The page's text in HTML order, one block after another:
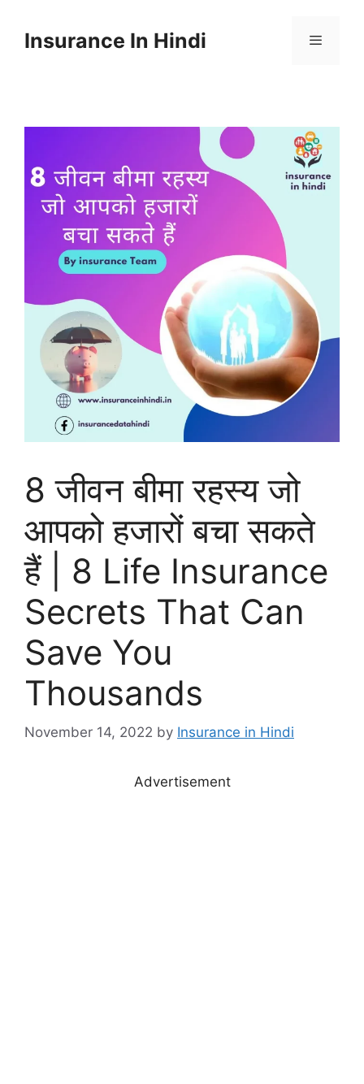
contentInsurance In Hindi
8 जीवन बीमा रहस्य जो
आपको हजारों बचा सकते
हैं | 8 Life Insurance
Secrets That Can
Save You
Thousands
November 14, 2022 by Insurance in Hindi
Advertisement